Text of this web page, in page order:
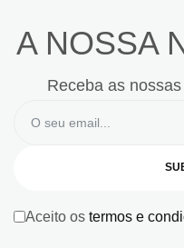
A NOSSA
Receba as
Aceito os termos e